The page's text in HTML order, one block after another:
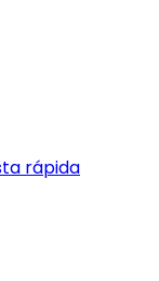
rápida